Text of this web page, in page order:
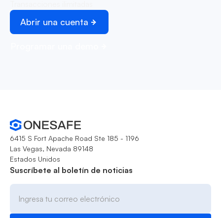
Abrir una cuenta
6415 S Fort Apache Road Ste 185 - 1196
Las Vegas, Nevada 89148
Estados Unidos
Suscríbete al boletín de noticias